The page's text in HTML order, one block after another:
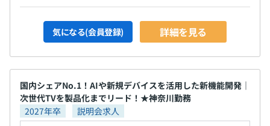
気になる(会員登録) 詳細を見る
国内シェアNo.1！AIや新規デバイスを活用した新機能開発｜
次世代TVを製品化までリード！★神奈川勤務
2027年卒
説明会求人